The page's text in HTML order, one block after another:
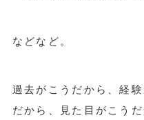
などなど。
過去がこうだから、経
だから、見た目がこう